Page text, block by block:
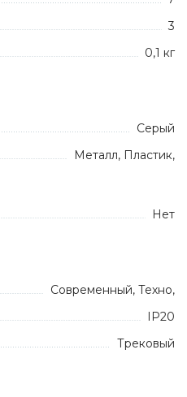
3
0,1 кг
Серый
Металл, Пластик,
Нет
Современный, Техно,
IP20
Трековый